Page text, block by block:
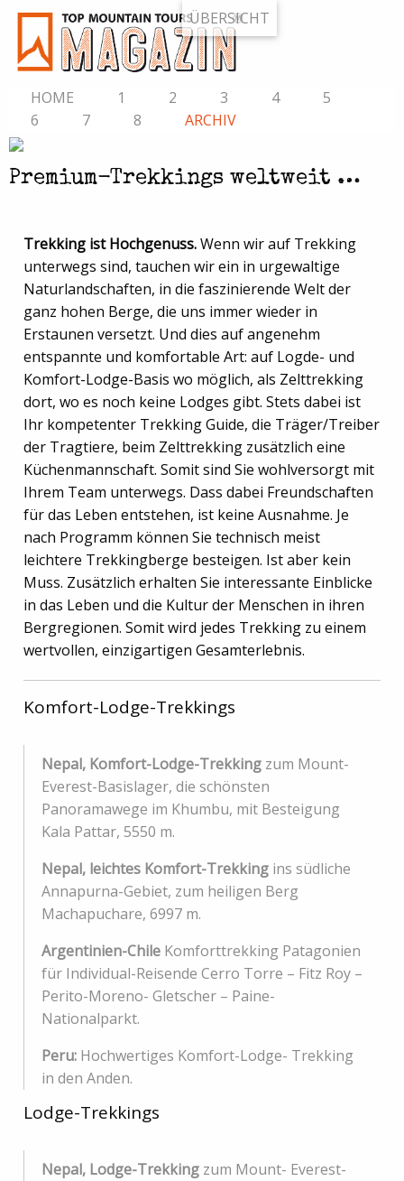
ÜBERSICHT
HOME 1 2 3 4
5
6
7 8 ARCHIV
Premium-Trekkings weltweit …
Trekking ist Hochgenuss.Wenn wir auf Trekking
unterwegs sind, tauchen wir ein in urgewaltige
Naturlandschaften, in die faszinierende Welt der
ganz hohen Berge, die uns immer wieder in
Erstaunen versetzt. Und dies auf angenehm
entspannte und komfortable Art: auf Logde- und
Komfort-Lodge-Basis wo möglich, als Zelttrekking
dort, wo es noch keine Lodges gibt. Stets dabei ist
Ihr kompetenter Trekking Guide, die Träger/Treiber
der Tragtiere, beim Zelttrekking zusätzlich eine
Küchenmannschaft. Somit sind Sie wohlversorgt mit
Ihrem Team unterwegs. Dass dabei Freundschaften
für das Leben entstehen, ist keine Ausnahme. Je
nach Programm können Sie technisch meist
leichtere Trekkingberge besteigen. Ist aber kein
Muss. Zusätzlich erhalten Sie interessante Einblicke
in das Leben und die Kultur der Menschen in ihren
Bergregionen. Somit wird jedes Trekking zu einem
wertvollen, einzigartigen Gesamterlebnis.
Komfort-Lodge-Trekkings
Nepal, Komfort-Lodge-Trekking zum Mount-
Everest-Basislager, die schönsten
Panoramawege im Khumbu, mit Besteigung
Kala Pattar, 5550 m.
Nepal, leichtes Komfort-Trekking ins südliche
Annapurna-Gebiet, zum heiligen Berg
Machapuchare, 6997 m.
Argentinien-Chile Komforttrekking Patagonien
für Individual-Reisende Cerro Torre – Fitz Roy –
Perito-Moreno- Gletscher – Paine-
Nationalparkt.
Peru: Hochwertiges Komfort-Lodge- Trekking
in den Anden.
Lodge-Trekkings
Nepal, Lodge-Trekking zum Mount- Everest-